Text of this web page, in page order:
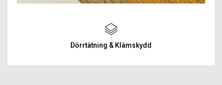
Dörrtätning & Klämskydd